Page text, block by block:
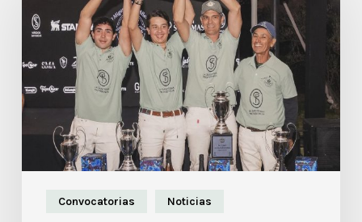
Convocatorias Noticias